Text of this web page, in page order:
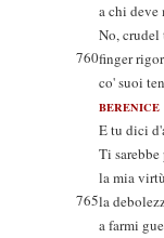
a chi deve
No,
760finger
co' suoi
BERENICE
E tu dici
Ti
la mia
765la
a farmi